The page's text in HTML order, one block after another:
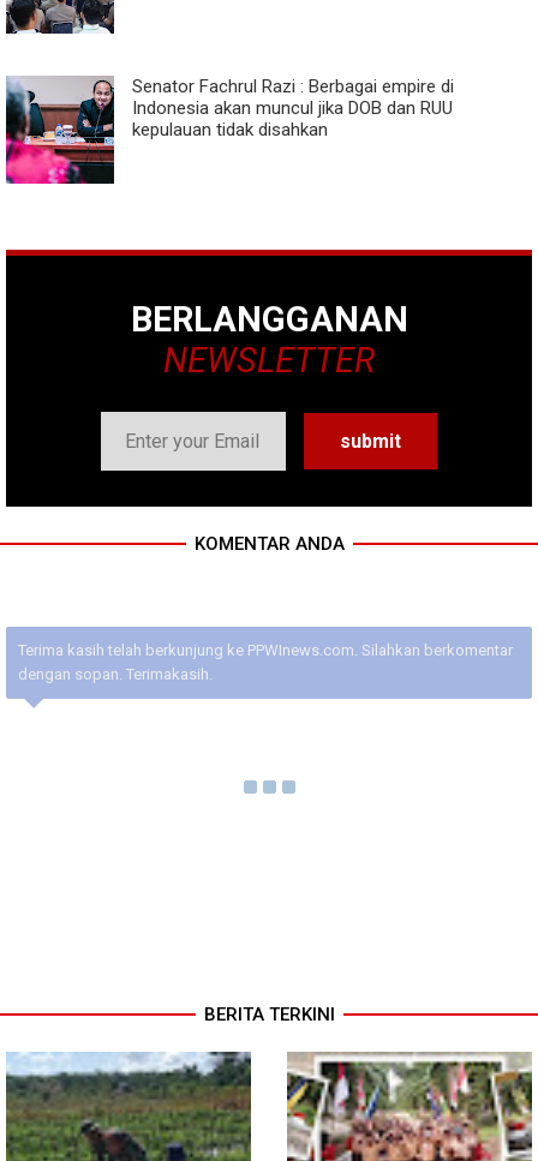
Senator Fachrul Razi : Berbagai empire di
Indonesia akan muncul jika DOB dan RUU
kepulauan tidak disahkan
BERLANGGANAN
NEWSLETTER
KOMENTAR ANDA
Terima kasih telah berkunjung ke PPWInews.com. Silahkan berkomentar
dengan sopan. Terimakasih.
BERITA TERKINI